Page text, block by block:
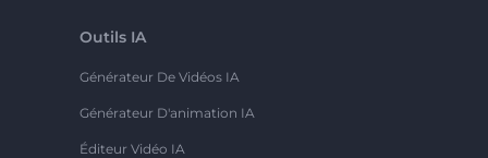
Outils IA
Générateur De Vidéos IA
Générateur D'animation IA
Éditeur Vidéo IA